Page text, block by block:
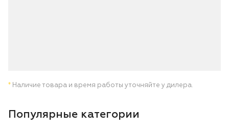
* Наличие товара и время работы уточняйте у дилера.
Популярные категории